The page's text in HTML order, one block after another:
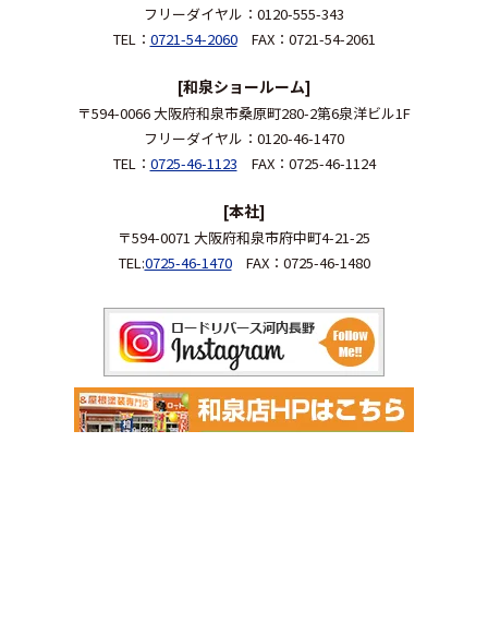
フリーダイヤル：0120-555-343
TEL： 0721-54-2060FAX：0721-54-2061
[和泉ショールーム]
〒594-0066 大阪府和泉市桑原町280-2第6泉洋ビル1F
フリーダイヤル：0120-46-1470
TEL： 0725-46-1123 FAX：0725-46-1124
[本社]
〒594-0071 大阪府和泉市府中町4-21-25
TEL:0725-46-1470FAX：0725-46-1480